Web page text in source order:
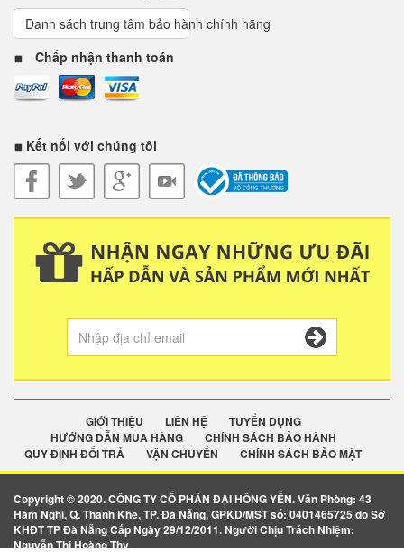
Danh sách trung tâm bảo hành chính hãng
Chấp nhận thanh toán
Kết nối với chúng tôi
GIỚI THIỆU LIÊN HỆ
TUYỂN DỤNG
HƯỚNG DẪN MUA HÀNG
CHÍNH SÁCH BẢO HÀNH
QUY ĐỊNH ĐỔI TRẢ
VẬN CHUYỂN CHÍNH SÁCH BẢO MẬT
Copyright © 2020. CÔNG TY CỔ PHẦN ĐẠI HỒNG YẾN. Văn Phòng: 43
Hàm Nghi, Q. Thanh Khê, TP. Đà Nẵng. GPKD/MST số: 0401465725 do Sở
KHĐT TP Đà Nẵng Cấp Ngày 29/12/2011. Người Chịu Trách Nhiệm:
Nguyễn Thị Hoàng Thy